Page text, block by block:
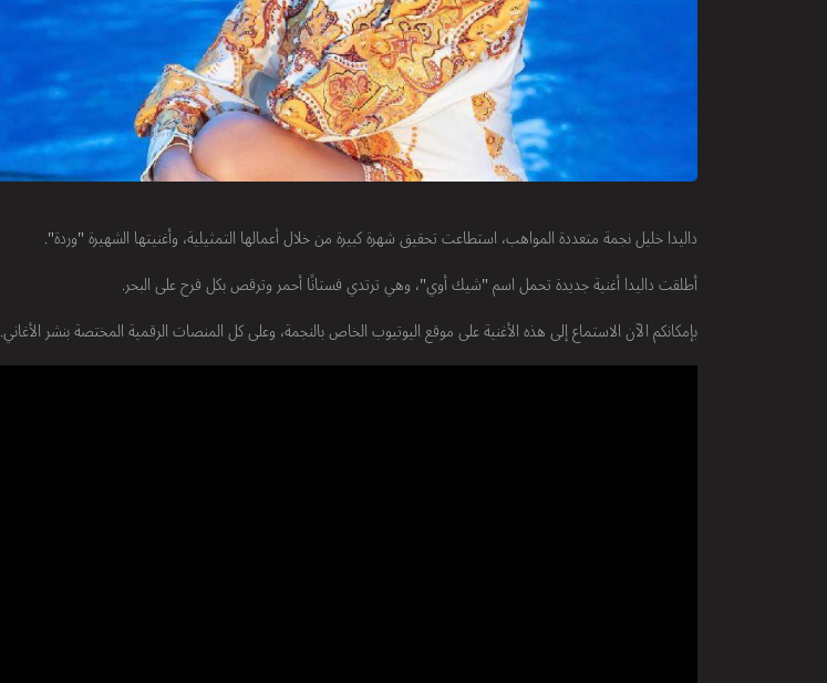
داليدا خليل نجمة متعددة المواهب، استطاعت تحقيق شهرة كبيرة من خلال أعمالها التمثيلية، وأغنيتها الشهيرة "وردة".
أطلقت داليدا أغنية جديدة تحمل اسم "شيك أوي"، وهي ترتدي فستانًا أحمر وترقص بكل فرح على البحر.
بإمكانكم الآن الاستماع إلى هذه الأغنية على موقع اليوتيوب الخاص بالنجمة، وعلى كل المنصات الرقمية المختصة بنشر الأغاني.